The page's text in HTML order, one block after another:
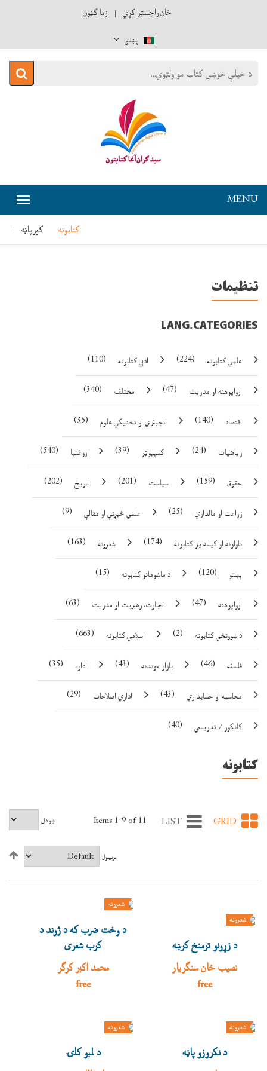
ځان راجسټر کړي
زما ګڼوڼ
پښتو
کورپاڼه کتابونه
تنظيمات
LANG.CATEGORIES
علمي کتابونه (224) ادبي کتابونه (110)
ارواپوهنه او مدريت (47) مختلف (340)
اقتصاد (140) انجينري او تخنيکي علوم (35)
رياضيات (24) کمپيوټر (39) روغتيا (540)
حقوق (159) سياست (201) تاريخ (202)
زراعت او مالداري (25) علمي څيړنې او مقالې (9)
ناولونه او کيسه يز کتابونه (174) شعرونه (163)
پښتو (120) د ماشومانو کتابونه (15)
ارواپوهنه (47) تجارت، رهبريت او مدريت (63)
د ښوونځي کتابونه (2) اسلامي کتابونه (663)
فلسفه (46) بازار موندنه (43) اداره (35)
محاسبه او حسابداري (43) اداري اصلاحات (29)
کانکور / تدریسي (40)
کتابونه
GRID
LIST
Items 1-9 of 11 ښودل
ترتيبول
شعرونه
د زړونو ترمنځ کرښه
نصیب خان سنګریار
free
شعرونه
د وخت ضرب که د ژوند د
کرب شعری
محمد اکبر کرګر
free
شعرونه
د نکروزو پاڼه
شعرونه
د ﻟﻤﺒﻮ ﮐﻠۍ